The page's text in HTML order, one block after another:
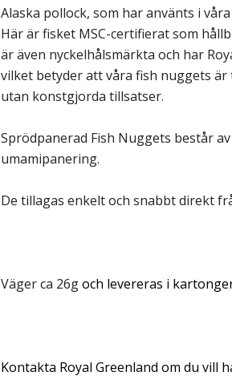
Alaska pollock, som har använts i
Här är fisket MSC-certifierat som
är även nyckelhålsmärkta och har
vilket betyder att våra fish nuggets
utan konstgjorda tillsatser.
Sprödpanerad Fish Nuggets består
umamipanering.
De tillagas enkelt och snabbt direkt
Väger ca 26goch levereras i
Kontakta Royal Greenland om du vill